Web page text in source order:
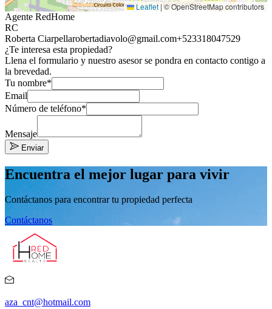
Leaflet|© OpenStreetMap contributors
Agente RedHome
RC
Roberta Ciarpellarobertadiavolo@gmail.com+523318047529
¿Te interesa esta propiedad?
Llena el formulario y nuestro asesor se pondra en contacto contigo a
la brevedad.
Tu nombre*
Email
Número de teléfono*
Mensaje
Enviar
Encuentra el mejor lugar para vivir
Contáctanos para encontrar tu propiedad perfecta
Contáctanos
aza_cnt@hotmail.com